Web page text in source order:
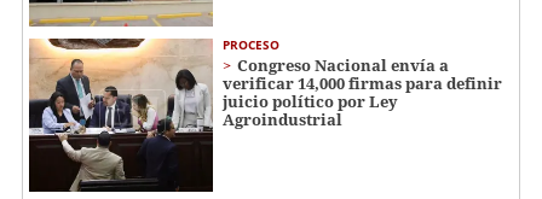
PROCESO
Congreso Nacional envía a
verificar 14,000 firmas para definir
juicio político por Ley
Agroindustrial